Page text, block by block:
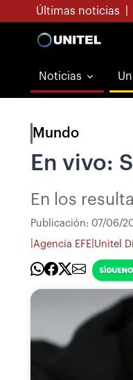
Últimas noticias
Noticias
Mundo
En vivo:
En los
Publicación: 07/06/
Agencia EFE Unitel